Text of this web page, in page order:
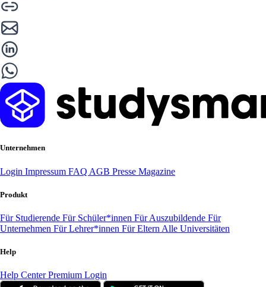
Unternehmen
Login Impressum FAQ AGB Presse Magazine
Produkt
Für Studierende Für Schüler*innen Für Auszubildende Für
Unternehmen Für Lehrer*innen Für Eltern Alle Universitäten
Help
Help CenterPremium Login